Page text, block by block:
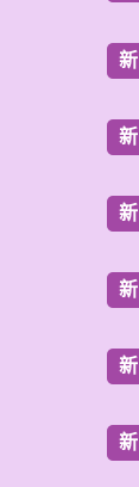
新
新
新
新
新
新